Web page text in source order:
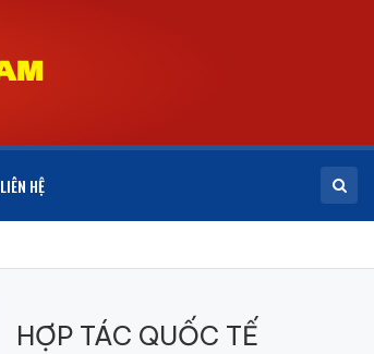
LIÊN HỆ
HỢP TÁC QUỐC TẾ